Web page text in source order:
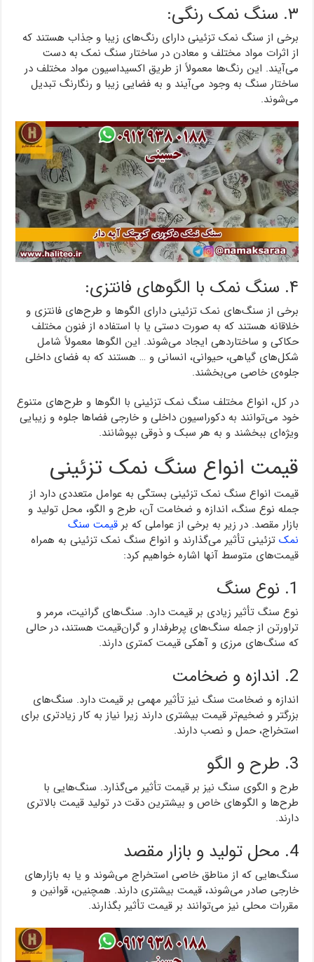
۳. سنگ نمک رنگی:
برخی از سنگ نمک تزئینی دارای رنگ‌های زیبا و جذاب هستند که
از اثرات مواد مختلف و معادن در ساختار سنگ نمک به دست
می‌آیند. این رنگ‌ها معمولاً از طریق اکسیداسیون مواد مختلف در
ساختار سنگ به وجود می‌آیند و به فضایی زیبا و رنگارنگ تبدیل
می‌شوند.
۴. سنگ نمک با الگوهای فانتزی:
برخی از سنگ‌های نمک تزئینی دارای الگوها و طرح‌های فانتزی و
خلاقانه هستند که به صورت دستی یا با استفاده از فنون مختلف
حکاکی و ساختاردهی ایجاد می‌شوند. این الگوها معمولاً شامل
شکل‌های گیاهی، حیوانی، انسانی و … هستند که به فضای داخلی
جلوه‌ی خاصی می‌بخشند.
در کل، انواع مختلف سنگ نمک تزئینی با الگوها و طرح‌های متنوع
خود می‌توانند به دکوراسیون داخلی و خارجی فضاها جلوه و زیبایی
ویژه‌ای ببخشند و به هر سبک و ذوقی بپوشانند.
قیمت انواع سنگ نمک تزئینی
قیمت انواع سنگ نمک تزئینی بستگی به عوامل متعددی دارد از
جمله نوع سنگ، اندازه و ضخامت آن، طرح و الگو، محل تولید و
بازار مقصد. در زیر به برخی از عواملی که برقیمت سنگ
نمک تزئینی تأثیر می‌گذارند و انواع سنگ نمک تزئینی به همراه
قیمت‌های متوسط آنها اشاره خواهیم کرد:
1. نوع سنگ
نوع سنگ تأثیر زیادی بر قیمت دارد. سنگ‌های گرانیت، مرمر و
تراورتن از جمله سنگ‌های پرطرفدار و گران‌قیمت هستند، در حالی
که سنگ‌های مرزی و آهکی قیمت کمتری دارند.
2. اندازه و ضخامت
اندازه و ضخامت سنگ نیز تأثیر مهمی بر قیمت دارد. سنگ‌های
بزرگتر و ضخیم‌تر قیمت بیشتری دارند زیرا نیاز به کار زیادتری برای
استخراج، حمل و نصب دارند.
3. طرح و الگو
طرح و الگوی سنگ نیز بر قیمت تأثیر می‌گذارد. سنگ‌هایی با
طرح‌ها و الگوهای خاص و بیشترین دقت در تولید قیمت بالاتری
دارند.
4. محل تولید و بازار مقصد
سنگ‌هایی که از مناطق خاصی استخراج می‌شوند و یا به بازارهای
خارجی صادر می‌شوند، قیمت بیشتری دارند. همچنین، قوانین و
مقررات محلی نیز می‌توانند بر قیمت تأثیر بگذارند.